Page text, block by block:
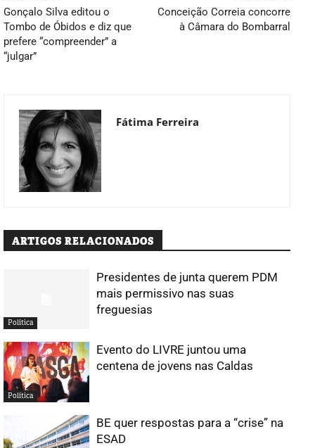
Gonçalo Silva editou o
Tombo de Óbidos e diz que
prefere “compreender” a
“julgar”
Conceição Correia concorre
à Câmara do Bombarral
Fátima Ferreira
ARTIGOS RELACIONADOS
Política
Presidentes de junta querem PDM
mais permissivo nas suas
freguesias
Política
Evento do LIVRE juntou uma
centena de jovens nas Caldas
BE quer respostas para a “crise” na
ESAD